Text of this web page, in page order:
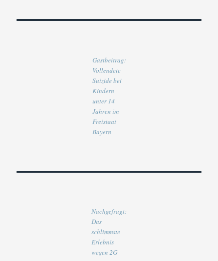
Gastbeitrag:
Vollendete
Suizide bei
Kindern
unter 14
Jahren im
Freistaat
Bayern
Nachgefragt:
Das
schlimmste
Erlebnis
wegen 2G